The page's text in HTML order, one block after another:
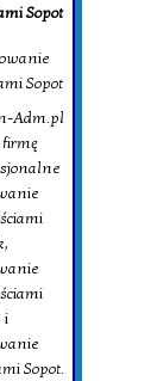
Sopot
Adm.pl
i
Sopot.